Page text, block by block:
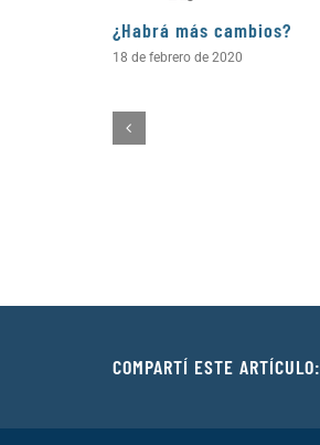
¿Habrá más cambios?
18 de febrero de 2020
COMPARTÍ ESTE ARTÍCULO: